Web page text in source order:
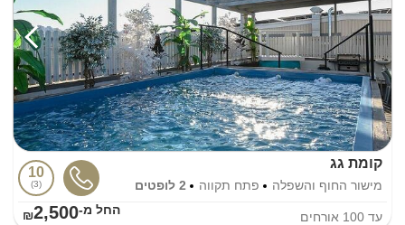
קומת גג
מישור החוף והשפלה פתח תקווה 2 לופטים
10
3
עד 100 אורחים החל מ-₪2,500